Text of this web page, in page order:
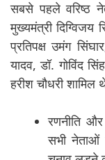
सबसे पहले वरिष्ठ
मुख्यमंत्री दिग्विजय
प्रतिपक्ष उमंग
यादव, डॉ. गोविंद
हरीश चौधरी शामिल
रणनीति
सभी